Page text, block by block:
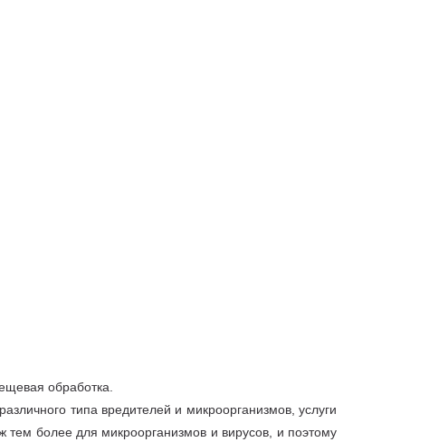
обработка.
типа вредителей и микроорганизмов, услуги
более для микроорганизмов и вирусов, и поэтому